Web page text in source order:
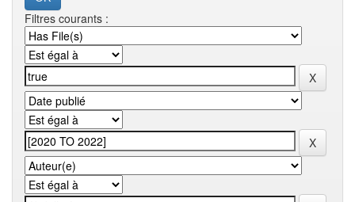
Filtres courants :